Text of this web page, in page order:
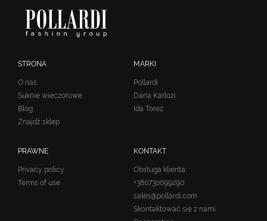
STRONA
O nas
Suknie wieczorowe
Blog
Znajdź sklep
MARKI
Pollardi
Daria Karlozi
Ida Torez
PRAWNE
Privacy policy
Terms of use
KONTAKT
Obsługa klienta:
+380730099290
sales@pollardi.com
Skontaktować się z nami